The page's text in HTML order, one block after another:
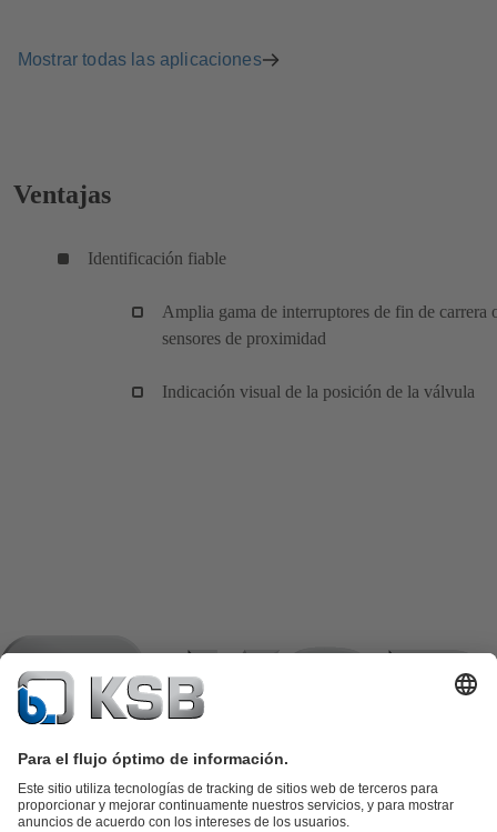
Mostrar todas las aplicaciones
Ventajas
Identificación fiable
Amplia gama de interruptores de fin de carrera
sensores de proximidad
Indicación visual de la posición de la válvula